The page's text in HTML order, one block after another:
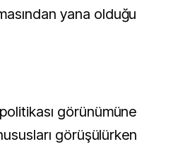
yana olduğu
görünümüne
görüşülürken